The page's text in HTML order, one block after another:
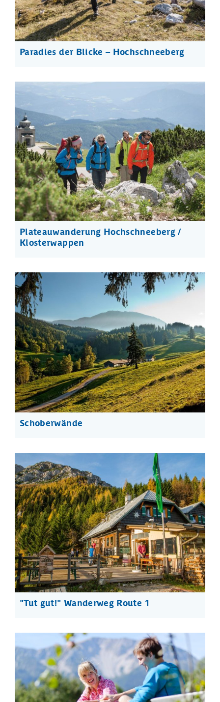
Paradies der Blicke – Hochschneeberg
Plateauwanderung Hochschneeberg /
Klosterwappen
Schoberwände
"Tut gut!" Wanderweg Route 1